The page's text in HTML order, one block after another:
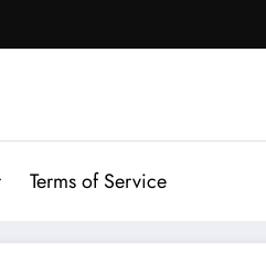
Terms of Service